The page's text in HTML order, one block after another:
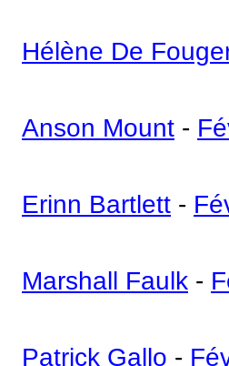
Hélène De
Anson Mount -
Erinn Bartlett -
Marshall Faulk -
Patrick Gallo -